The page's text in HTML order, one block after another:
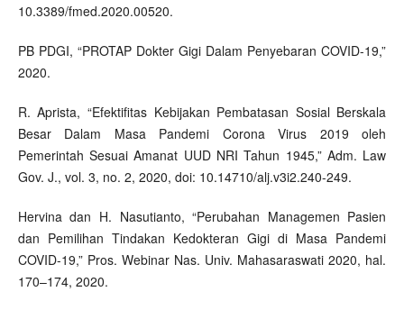
10.3389/fmed.2020.00520.
PB PDGI, “PROTAP Dokter Gigi Dalam Penyebaran COVID-19,”
2020.
R. Aprista, “Efektifitas Kebijakan Pembatasan Sosial Berskala
Besar Dalam Masa Pandemi Corona Virus 2019 oleh
Pemerintah Sesuai Amanat UUD NRI Tahun 1945,” Adm. Law
Gov. J., vol. 3, no. 2, 2020, doi: 10.14710/alj.v3i2.240-249.
Hervina dan H. Nasutianto, “Perubahan Managemen Pasien
dan Pemilihan Tindakan Kedokteran Gigi di Masa Pandemi
COVID-19,” Pros. Webinar Nas. Univ. Mahasaraswati 2020, hal.
170–174, 2020.